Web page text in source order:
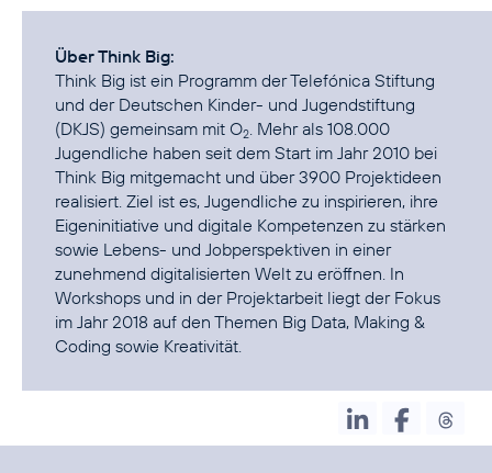
Über Think Big:
Think Big ist ein Programm der Telefónica Stiftung
und der Deutschen Kinder- und Jugendstiftung
(DKJS) gemeinsam mit O2 . Mehr als 108.000
Jugendliche haben seit dem Start im Jahr 2010 bei
Think Big mitgemacht und über 3900 Projektideen
realisiert. Ziel ist es, Jugendliche zu inspirieren, ihre
Eigeninitiative und digitale Kompetenzen zu stärken
sowie Lebens- und Jobperspektiven in einer
zunehmend digitalisierten Welt zu eröffnen. In
Workshops und in der Projektarbeit liegt der Fokus
im Jahr 2018 auf den Themen Big Data, Making &
Coding sowie Kreativität.